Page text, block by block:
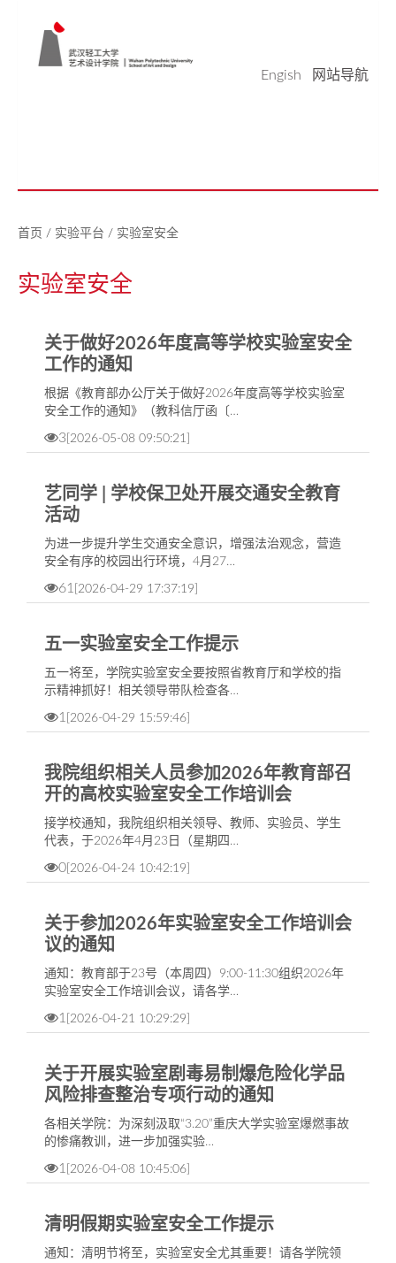
Engish
网站导航
首页 / 实验平台 / 实验室安全
实验室安全
关于做好2026年度高等学校实验室安全
工作的通知
根据《教育部办公厅关于做好2026年度高等学校实验室
安全工作的通知》（教科信厅函〔…
3 [2026-05-08 09:50:21]
艺同学 | 学校保卫处开展交通安全教育
活动
为进一步提升学生交通安全意识，增强法治观念，营造
安全有序的校园出行环境，4月27…
61 [2026-04-29 17:37:19]
五一实验室安全工作提示
五一将至，学院实验室安全要按照省教育厅和学校的指
示精神抓好！相关领导带队检查各…
1 [2026-04-29 15:59:46]
我院组织相关人员参加2026年教育部召
开的高校实验室安全工作培训会
接学校通知，我院组织相关领导、教师、实验员、学生
代表，于2026年4月23日（星期四…
0 [2026-04-24 10:42:19]
关于参加2026年实验室安全工作培训会
议的通知
通知：教育部于23号（本周四）9:00-11:30组织2026年
实验室安全工作培训会议，请各学…
1 [2026-04-21 10:29:29]
关于开展实验室剧毒易制爆危险化学品
风险排查整治专项行动的通知
各相关学院：为深刻汲取“3.20”重庆大学实验室爆燃事故
的惨痛教训，进一步加强实验…
1 [2026-04-08 10:45:06]
清明假期实验室安全工作提示
通知：清明节将至，实验室安全尤其重要！请各学院领